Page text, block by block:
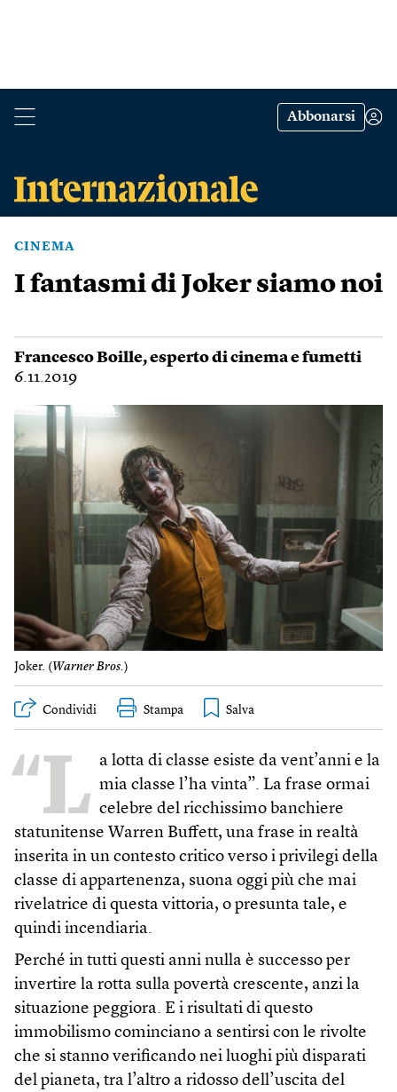
Abbonarsi
CINEMA
I fantasmi di Joker siamo noi
Francesco Boille, esperto di cinema e fumetti
6.11.2019
Joker. ( Warner Bros.)
Condividi Stampa
“L a lotta di classe esiste da vent’anni e la
mia classe l’ha vinta”. La frase ormai
celebre del ricchissimo banchiere
statunitense Warren Buffett, una frase in realtà
inserita in un contesto critico verso i privilegi della
classe di appartenenza, suona oggi più che mai
rivelatrice di questa vittoria, o presunta tale, e
quindi incendiaria.
Perché in tutti questi anni nulla è successo per
invertire la rotta sulla povertà crescente, anzi la
situazione peggiora. E i risultati di questo
immobilismo cominciano a sentirsi con le rivolte
che si stanno verificando nei luoghi più disparati
del pianeta, tra l’altro a ridosso dell’uscita del